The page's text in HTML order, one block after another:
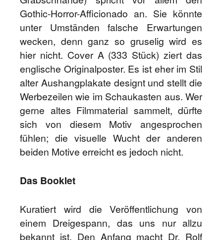
Gothic-Horror-Afficionado an. Sie könnte
unter Umständen falsche Erwartungen
wecken, denn ganz so gruselig wird es
hier nicht. Cover A (333 Stück) ziert das
englische Originalposter. Es ist eher im Stil
alter Aushangplakate designt und stellt die
Werbezeilen wie im Schaukasten aus. Wer
gerne altes Filmmaterial sammelt, dürfte
sich von diesem Motiv angesprochen
fühlen; die visuelle Wucht der anderen
beiden Motive erreicht es jedoch nicht.
Das Booklet
Kuratiert wird die Veröffentlichung von
einem Dreigespann, das uns nur allzu
bekannt ist. Den Anfang macht Dr. Rolf